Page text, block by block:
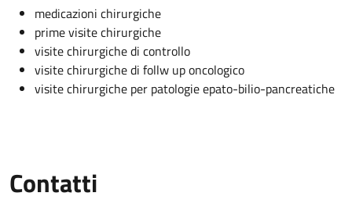
medicazioni chirurgiche
prime visite chirurgiche
visite chirurgiche di controllo
visite chirurgiche di follw up oncologico
visite chirurgiche per patologie epato-bilio-pancreatiche
Contatti